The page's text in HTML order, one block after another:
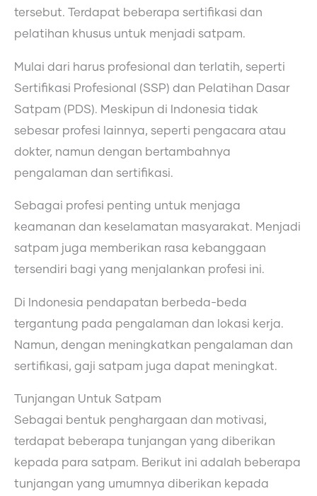
tersebut. Terdapat beberapa sertifikasi dan
pelatihan khusus untuk menjadi satpam.
Mulai dari harus profesional dan terlatih, seperti
Sertifikasi Profesional (SSP) dan Pelatihan Dasar
Satpam (PDS). Meskipun di Indonesia tidak
sebesar profesi lainnya, seperti pengacara atau
dokter, namun dengan bertambahnya
pengalaman dan sertifikasi.
Sebagai profesi penting untuk menjaga
keamanan dan keselamatan masyarakat. Menjadi
satpam juga memberikan rasa kebanggaan
tersendiri bagi yang menjalankan profesi ini.
Di Indonesia pendapatan berbeda-beda
tergantung pada pengalaman dan lokasi kerja.
Namun, dengan meningkatkan pengalaman dan
sertifikasi, gaji satpam juga dapat meningkat.
Tunjangan Untuk Satpam
Sebagai bentuk penghargaan dan motivasi,
terdapat beberapa tunjangan yang diberikan
kepada para satpam. Berikut ini adalah beberapa
tunjangan yang umumnya diberikan kepada